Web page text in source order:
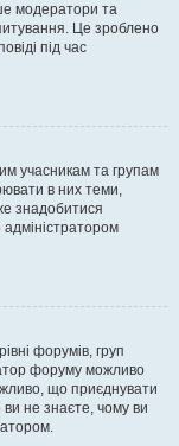
модератори та
Це зроблено
під час
учасникам та групам
в них теми,
знадобитися
форумів, груп
форуму можливо
що приєднувати
не знаєте, чому ви